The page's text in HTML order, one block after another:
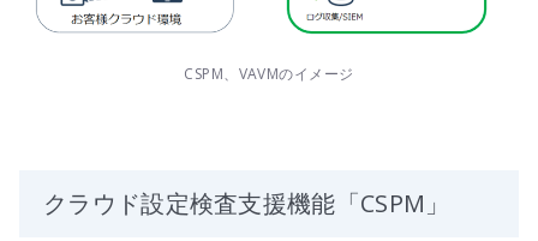
CSPM、VAVMのイメージ
クラウド設定検査支援機能「CSPM」